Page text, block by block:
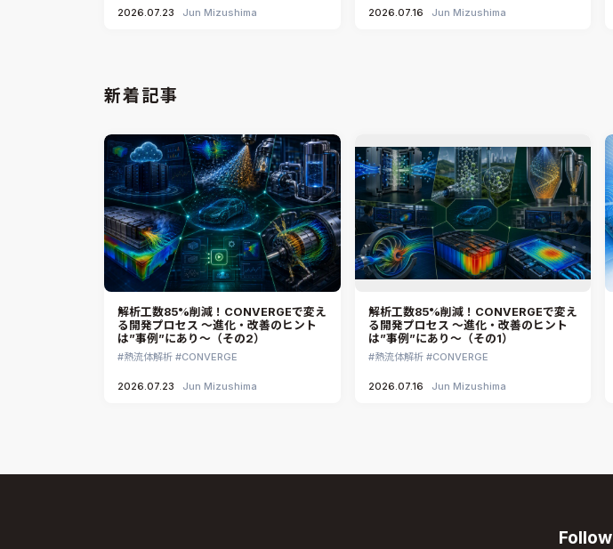
2026.07.23 Jun Mizushima 2026.07.16 Jun Mizushima
新着記事
解析工数85%削減！CONVERGEで変え
る開発プロセス ～進化・改善のヒント
は”事例”にあり～（その2）
熱流体解析 CONVERGE
2026.07.23 Jun Mizushima
解析工数85%削減！CONVERGEで変え
る開発プロセス ～進化・改善のヒント
は”事例”にあり～（その1）
熱流体解析 CONVERGE
2026.07.16 Jun Mizushima